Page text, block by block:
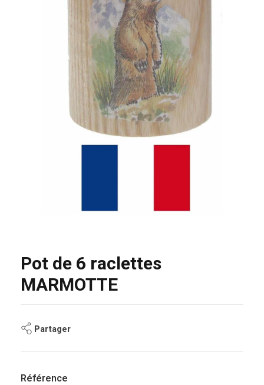
Pot de 6 raclettes
MARMOTTE
Partager
Référence